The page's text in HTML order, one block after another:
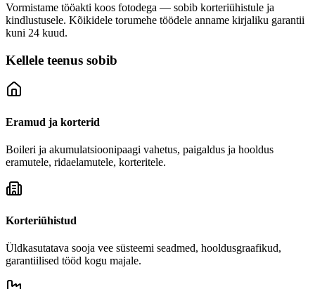
Vormistame tööakti koos fotodega — sobib korteriühistule ja
kindlustusele. Kõikidele torumehe töödele anname kirjaliku garantii
kuni 24 kuud.
Kellele teenus sobib
Eramud ja korterid
Boileri ja akumulatsioonipaagi vahetus, paigaldus ja hooldus
eramutele, ridaelamutele, korteritele.
Korteriühistud
Üldkasutatava sooja vee süsteemi seadmed, hooldusgraafikud,
garantiilised tööd kogu majale.